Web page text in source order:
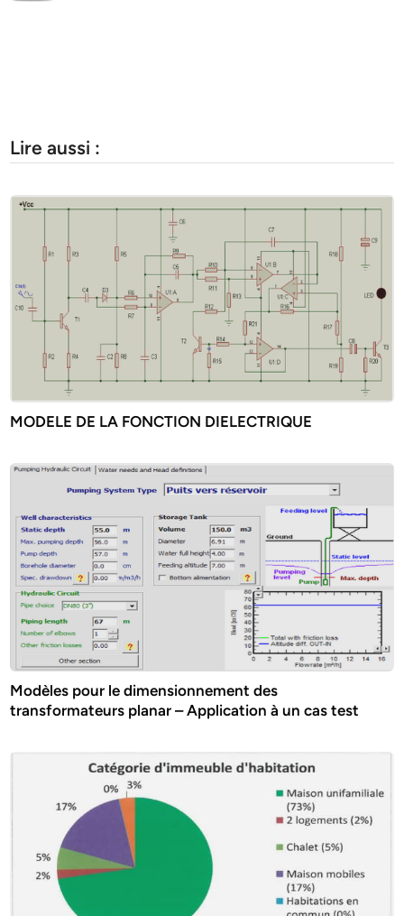
Lire aussi :
MODELE DE LA FONCTION DIELECTRIQUE
Modèles pour le dimensionnement des
transformateurs planar – Application à un cas test